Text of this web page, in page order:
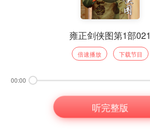
雍正剑侠图第1部021
倍速播放 下载节目
00:00
听完整版